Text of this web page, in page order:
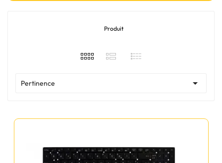
Produit
Pertinence 